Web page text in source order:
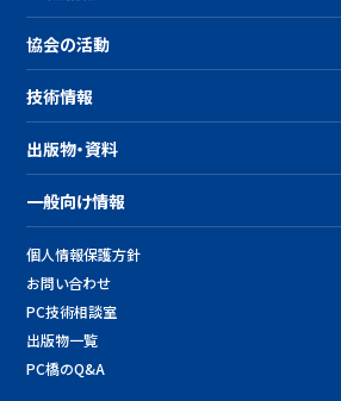
協会の活動
技術情報
出版物・資料
一般向け情報
個人情報保護方針
お問い合わせ
PC技術相談室
出版物一覧
PC橋のQ&A